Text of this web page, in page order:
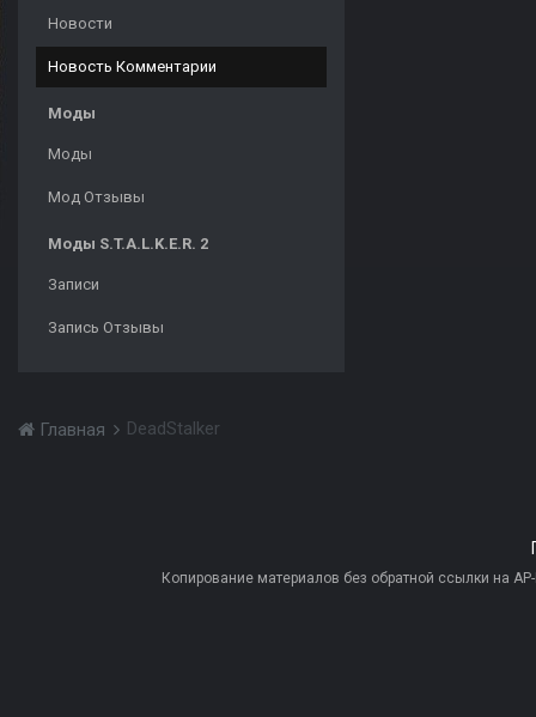
Новости
Новость Комментарии
Моды
Моды
Мод Отзывы
Моды S.T.A.L.K.E.R. 2
Записи
Запись Отзывы
Главная DeadStalker
Копирование материалов без обратной ссылки на